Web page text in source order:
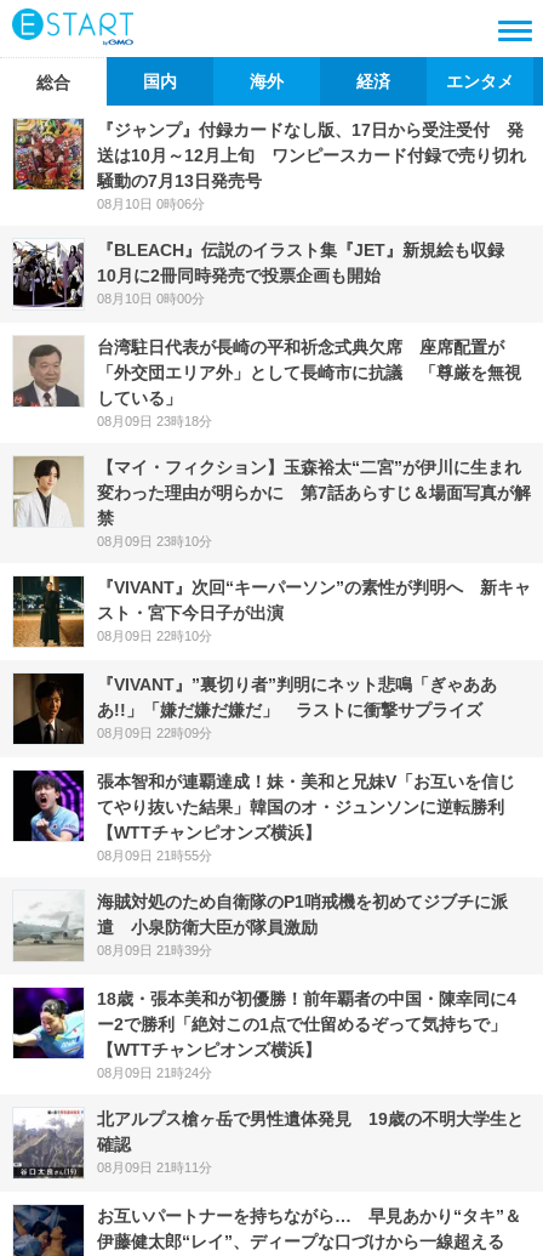
総合 国内 海外 経済 エンタメ
『ジャンプ』付録カードなし版、17日から受注受付 発
送は10月～12月上旬 ワンピースカード付録で売り切れ
騒動の7月13日発売号
08月10日 0時06分
『BLEACH』伝説のイラスト集『JET』新規絵も収録
10月に2冊同時発売で投票企画も開始
08月10日 0時00分
台湾駐日代表が長崎の平和祈念式典欠席 座席配置が
「外交団エリア外」として長崎市に抗議 「尊厳を無視
している」
08月09日 23時18分
【マイ・フィクション】玉森裕太“二宮”が伊川に生まれ
変わった理由が明らかに 第7話あらすじ＆場面写真が解
禁
08月09日 23時10分
『VIVANT』次回“キーパーソン”の素性が判明へ 新キャ
スト・宮下今日子が出演
08月09日 22時10分
『VIVANT』”裏切り者”判明にネット悲鳴「ぎゃああ
あ!!」「嫌だ嫌だ嫌だ」 ラストに衝撃サプライズ
08月09日 22時09分
張本智和が連覇達成！妹・美和と兄妹V「お互いを信じ
てやり抜いた結果」韓国のオ・ジュンソンに逆転勝利
【WTTチャンピオンズ横浜】
08月09日 21時55分
海賊対処のため自衛隊のP1哨戒機を初めてジブチに派
遣 小泉防衛大臣が隊員激励
08月09日 21時39分
18歳・張本美和が初優勝！前年覇者の中国・陳幸同に4
ー2で勝利「絶対この1点で仕留めるぞって気持ちで」
【WTTチャンピオンズ横浜】
08月09日 21時24分
北アルプス槍ヶ岳で男性遺体発見 19歳の不明大学生と
確認
08月09日 21時11分
お互いパートナーを持ちながら… 早見あかり“タキ”＆
伊藤健太郎“レイ”、ディープな口づけから一線超える